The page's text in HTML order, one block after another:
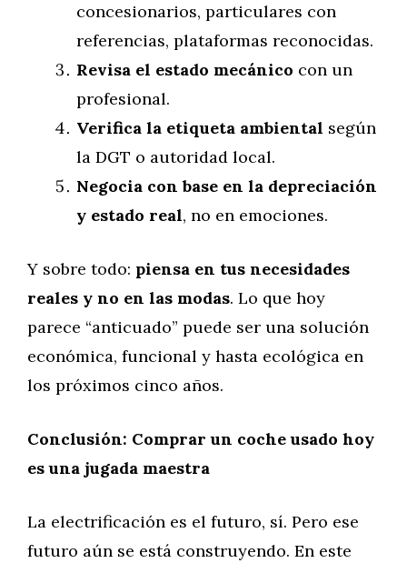
concesionarios, particulares con
referencias, plataformas reconocidas.
Revisa el estado mecánico con un
profesional.
Verifica la etiqueta ambiental según
la DGT o autoridad local.
Negocia con base en la depreciación
y estado real, no en emociones.
Y sobre todo: piensa en tus necesidades
reales y no en las modas. Lo que hoy
parece “anticuado” puede ser una solución
económica, funcional y hasta ecológica en
los próximos cinco años.
Conclusión: Comprar un coche usado hoy
es una jugada maestra
La electrificación es el futuro, sí. Pero ese
futuro aún se está construyendo. En este